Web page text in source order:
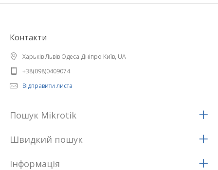
Контакти
Харьків Львів Одеса Дніпро Київ, UA
+38(098)0409074
Відправити листа
Пошук Mikrotik
Швидкий пошук
Iнформацiя